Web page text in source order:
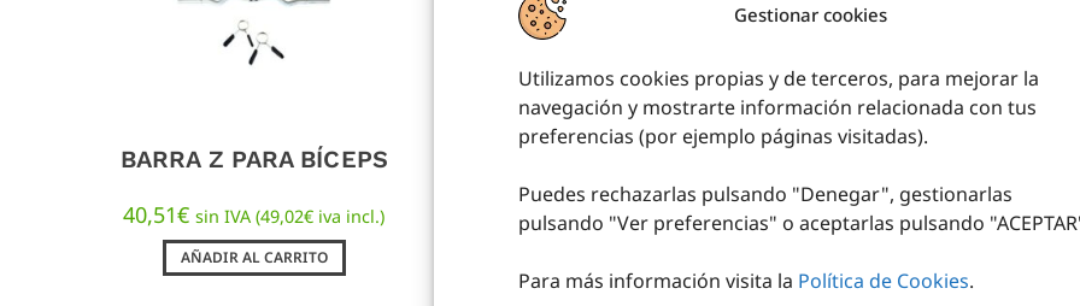
Gestionar cookies
Utilizamos cookies propias y de terceros, para mejorar la
navegación y mostrarte información relacionada con tus
preferencias (por ejemplo páginas visitadas).
Puedes rechazarlas pulsando "Denegar", gestionarlas
pulsando "Ver preferencias" o aceptarlas pulsando
Para más información visita la Política de Cookies.
BARRA Z PARA BÍCEPS
40,51€ sin IVA (49,02€ iva incl.)
AÑADIR AL CARRITO
31,74 € - 48,85€